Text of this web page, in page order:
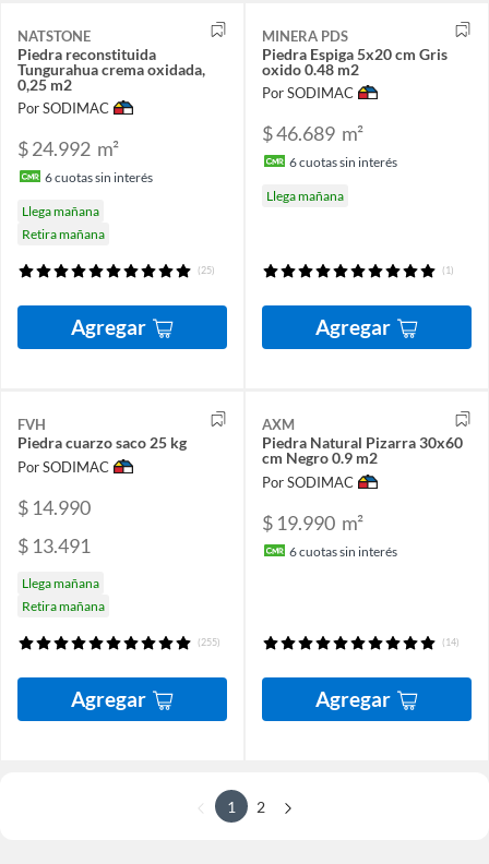
NATSTONE
Piedra reconstituida
Tungurahua crema oxidada,
0,25 m2
Por SODIMAC
$ 24.992 m²
6cuotas sin interés
Llega mañana
Retira mañana
(25)
Agregar
MINERA PDS
Piedra Espiga 5x20 cm Gris
oxido 0.48 m2
Por SODIMAC
$ 46.689 m²
6cuotas sin interés
Llega mañana
(1)
Agregar
FVH
Piedra cuarzo saco 25 kg
Por SODIMAC
$ 14.990
$ 13.491
Llega mañana
Retira mañana
(255)
Agregar
AXM
Piedra Natural Pizarra 30x60
cm Negro 0.9 m2
Por SODIMAC
$ 19.990 m²
6cuotas sin interés
(14)
Agregar
1 2